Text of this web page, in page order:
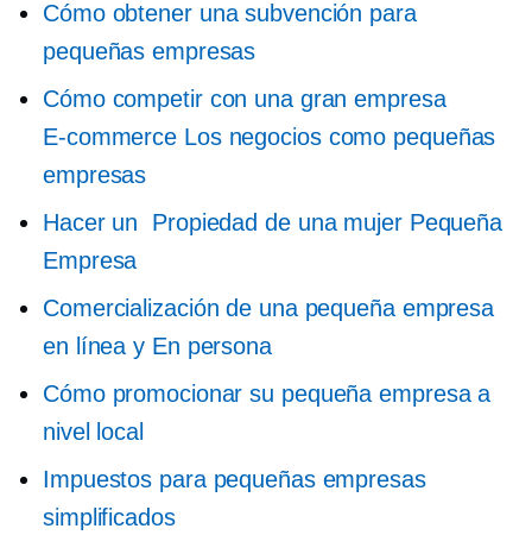
Cómo obtener una subvención para
pequeñas empresas
Cómo competir con una gran empresa
E-commerce Los negocios como pequeñas
empresas
Hacer un Propiedad de una mujerPequeña
Empresa
Comercialización de una pequeña empresa
en línea y En persona
Cómo promocionar su pequeña empresa a
nivel local
Impuestos para pequeñas empresas
simplificados